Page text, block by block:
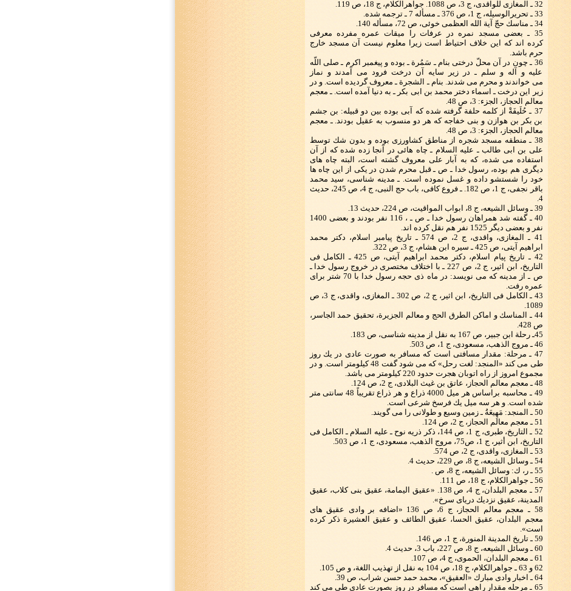
32 ـ المغازی للواقدی، ج 3، ص 1088. جواهرالكلام، ج 18، ص 119.
33 ـ تحریرالوسیله، ج 1، ص 376 ـ مسأله 7 ـ ترجمه شده.
34 ـ مناسك حجّ آیة الله العظمی خوئی، ص 72، مسأله 140.
35 ـ بعضی مسجد نمره در عرفات را میقات عمره مفرده معرفی
كرده اند كه این خلاف احتیاط است زیرا معلوم نیست آن مسجد خارج
حرم باشد.
36 ـ چون در آن محلّ درختی بنام ـ سَمُرة ـ بوده و پیغمبر اكرم ـ صلی اللّه
علیه و آله و سلم ـ در زیر سایه آن درخت فرود می آمدند و نماز
می خواندند و محرم می شدند. بنام ـ الشجرة ـ معروف گردیده است. و در
زیر این درخت ـ اسماء دختر محمد بن ابی بكر ـ به دنیا آمده است. ـ معجم
معالم الحجاز، الجزء: 3، ص 48.
37 ـ حُلَیفَةْ از كلمه حلفة گرفته شده كه آبی بوده بین دو قبیله: بن جشم
بن بكر بن هوازن و بنی خفاجه كه هر دو منسوب به عقیل بودند. ـ معجم
معالم الحجاز، الجزء: 3، ص 48.
38 ـ منطقه مسجد شجره از مناطق كشاورزی بوده و بدون شك توسط
علی بن ابی طالب ـ علیه السلام ـ چاه هائی در آنجا زده شده كه از آن
استفاده می شده، كه به آبار علی معروف گشته است، البته چاه های
دیگری هم بوده، رسول خدا ـ ص ـ قبل محرم شدن در یكی از این چاه ها
خود را شستشو داده و غسل نموده است. ـ مدینه شناسی، سید محمد
باقر نجفی، ج 1، ص 182. ـ فروع كافی، باب حج النبی، ج 4، ص 245، حدیث
4.
39 ـ وسائل الشیعه، ج 8، ابواب المواقیت، ص 224، حدیث 13.
40 ـ گفته شد همراهان رسول خدا ـ ص ـ ، 116 نفر بودند و بعضی 1400
نفر و بعضی دیگر 1525 نفر هم نقل كرده اند.
41 ـ المغازی، واقدی، ج 2، ص 574 ـ تاریخ پیامبر اسلام، دكتر محمد
ابراهیم آیتی، ص 425 ـ سیره ابن هشام، ج 3، ص 322.
42 ـ تاریخ پیام اسلام، دكتر محمد ابراهیم آیتی، ص 425 ـ الكامل فی
التاریخ، ابن اثیر، ج 2، ص 227 ـ با اختلاف مختصری در خروج رسول خدا ـ
ص ـ از مدینه كه می نویسد: در ماه ذی حجه رسول خدا با 70 شتر برای
عمره رفت.
43 ـ الكامل فی التاریخ، ابن اثیر، ج 2، ص 302 ـ المغازی، واقدی، ج 3، ص
1089.
44 ـ المناسك و اماكن الطرق الحج و معالم الجزیرة، تحقیق حمد الجاسر،
ص 428.
45ـ رحلة ابن جبیر، ص 167 به نقل از مدینه شناسی، ص 183.
46 ـ مروج الذهب، مسعودی، ج 1، ص 503.
47 ـ مرحلة: مقدار مسافتی است كه مسافر به صورت عادی در یك روز
طی می كند «المنجد: لغت رحل» كه می شود گفت 48 كیلومتر است. و در
مجموع امروز از راه اتوبان هجرت حدود 220 كیلومتر می باشد.
48 ـ معجم معالم الحجاز، عاتق بن غیث البلادی، ج 2، ص 124.
49 ـ محاسبه براساس هر میل 4000 ذراع و هر ذراع تقریباً 48 سانتی متر
شده است. و هر سه میل یك فرسخ شرعی است.
50 ـ المنجد: مَهِیعَةُ ـ زمین وسیع و طولانی را می گویند.
51 ـ معجم معالم الحجاز، ج 2، ص 124.
52 ـ التاریخ، طبری، ج 1، ص 144، ذكر ذریه نوح ـ علیه السلام ـ الكامل فی
التاریخ، ابن أثیر، ج 1، ص75، مروج الذهب، مسعودی، ج 1، ص 503.
53 ـ المغازی، واقدی، ج 2، ص 574.
54 ـ وسائل الشیعه، ج 8، ص 229، حدیث 4.
55 ـ ر، ك: وسائل الشیعه، ج 8، ص .
56 ـ جواهرالكلام، ج 18، ص 111.
57 ـ معجم البلدان، ج 4، ص 138. «عقیق الیمامة، عقیق بنی كلاب، عقیق
المدینة، عقیق نزدیك دریای سرخ».
58 ـ معجم معالم الحجاز، ج 6، ص 136 «اضافه بر وادی عقیق های
معجم البلدان، عقیق الحسا، عقیق الطائف و عقیق العشیرة ذكر كرده
است».
59 ـ تاریخ المدینة المنورة، ج 1، ص 146.
60 ـ وسائل الشیعه، ج 8، ص 227، باب 3، حدیث 4.
61 ـ معجم البلدان، الحموی، ج 4، ص 107.
62 و 63 ـ جواهرالكلام، ج 18، ص 104 به نقل از تهذیب اللغة، و ص 105.
64 ـ اخبار وادی مبارك «العقیق»، محمد حمد حسن شراب، ص 39.
65 ـ مرحله مقدار راهی است كه مسافر در روز بصورت عادی طی می كند